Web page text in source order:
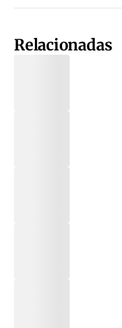
Relacionadas